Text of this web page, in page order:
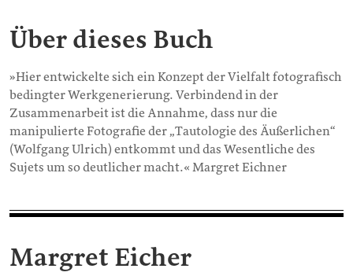
Über dieses Buch
»Hier entwickelte sich ein Konzept der Vielfalt fotografisch
bedingter Werkgenerierung. Verbindend in der
Zusammenarbeit ist die Annahme, dass nur die
manipulierte Fotografie der „Tautologie des Äußerlichen“
(Wolfgang Ulrich) entkommt und das Wesentliche des
Sujets um so deutlicher macht.« Margret Eichner
Margret Eicher